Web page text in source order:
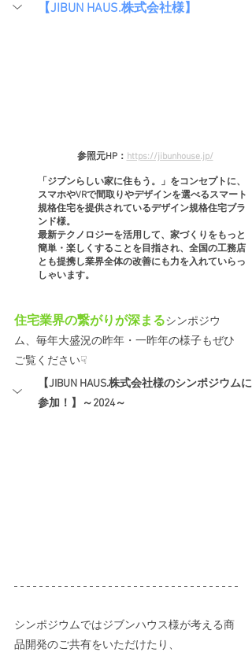
【JIBUN HAUS.株式会社様】
参照元HP： https://jibunhouse.jp/
「ジブンらしい家に住もう。」をコンセプトに、
スマホやVRで間取りやデザインを選べるスマート
規格住宅を提供されているデザイン規格住宅ブラ
ンド様。
最新テクノロジーを活用して、家づくりをもっと
簡単・楽しくすることを目指され、全国の工務店
とも提携し業界全体の改善にも力を入れていらっ
しゃいます。
住宅業界の繋がりが深まるシンポジウ
ム、毎年大盛況の昨年・一昨年の様子もぜひ
ご覧ください☟
【JIBUN HAUS.株式会社様のシンポジウムに
参加！】～2024～
シンポジウムではジブンハウス様が考える商
品開発のご共有をいただけたり、